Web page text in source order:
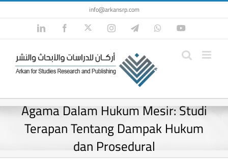
Skip
to
content
info@arkansrp.com
LinkedIn FacebookTwitterInstagramTelegramWhatsApp
Agama Dalam Hukum Mesir: Studi
Terapan Tentang Dampak Hukum
dan Prosedural